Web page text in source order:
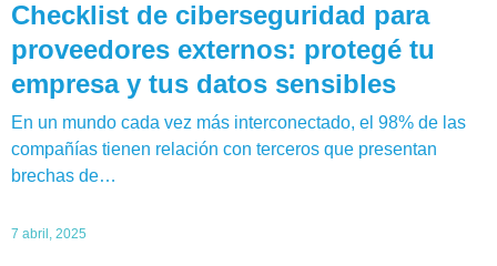
Checklist de ciberseguridad para
proveedores externos: protegé tu
empresa y tus datos sensibles
En un mundo cada vez más interconectado, el 98% de las
compañías tienen relación con terceros que presentan
brechas de…
7 abril, 2025